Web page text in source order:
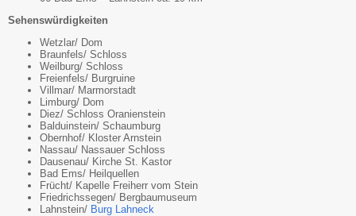
Sehenswürdigkeiten
Wetzlar/ Dom
Braunfels/ Schloss
Weilburg/ Schloss
Freienfels/ Burgruine
Villmar/ Marmorstadt
Limburg/ Dom
Diez/ Schloss Oranienstein
Balduinstein/ Schaumburg
Obernhof/ Kloster Arnstein
Nassau/ Nassauer Schloss
Dausenau/ Kirche St. Kastor
Bad Ems/ Heilquellen
Frücht/ Kapelle Freiherr vom Stein
Friedrichssegen/ Bergbaumuseum
Lahnstein/ Burg Lahneck